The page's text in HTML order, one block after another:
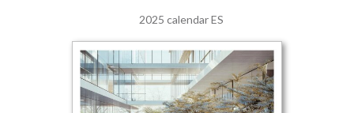
2025 calendar ES